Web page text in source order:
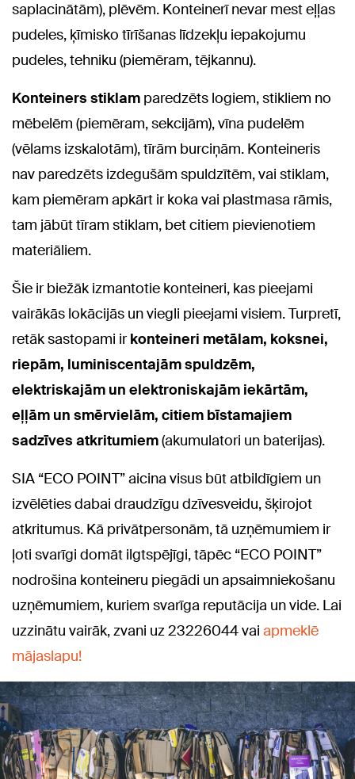
saplacinātām), plēvēm. Konteinerī nevar mest eļļas
pudeles, ķīmisko tīrīšanas līdzekļu iepakojumu
pudeles, tehniku (piemēram, tējkannu).
Konteiners stiklam paredzēts logiem, stikliem no
mēbelēm (piemēram, sekcijām), vīna pudelēm
(vēlams izskalotām), tīrām burciņām. Konteineris
nav paredzēts izdegušām spuldzītēm, vai stiklam,
kam piemēram apkārt ir koka vai plastmasa rāmis,
tam jābūt tīram stiklam, bet citiem pievienotiem
materiāliem.
Šie ir biežāk izmantotie konteineri, kas pieejami
vairākās lokācijās un viegli pieejami visiem. Turpretī,
retāk sastopami irkonteineri metālam, koksnei,
riepām, luminiscentajām spuldzēm,
elektriskajām un elektroniskajām iekārtām,
eļļām un smērvielām, citiem bīstamajiem
sadzīves atkritumiem(akumulatori un baterijas).
SIA “ECO POINT” aicina visus būt atbildīgiem un
izvēlēties dabai draudzīgu dzīvesveidu, šķirojot
atkritumus. Kā privātpersonām, tā uzņēmumiem ir
ļoti svarīgi domāt ilgtspējīgi, tāpēc “ECO POINT”
nodrošina konteineru piegādi un apsaimniekošanu
uzņēmumiem, kuriem svarīga reputācija un vide. Lai
uzzinātu vairāk, zvani uz 23226044 vai apmeklē
mājaslapu!